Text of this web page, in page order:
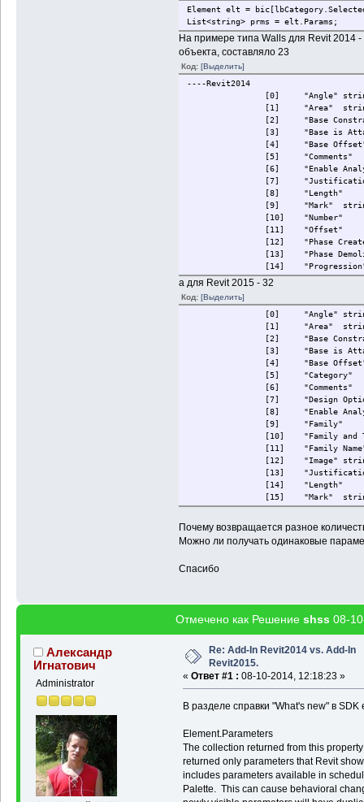
Element elt =
List<string> prms = elt.Params;
На примере типа Walls для Revit 2014
объекта, составляло 23
Код: [Выделить]
----Revit2014
[0]
"Angle"
[1]
"Area"
[2]
"Base
[3]
"Base is
[4]
"Base
[5]
"Comments"
[6]
"Enable
[7]
[8]
"Length"
[9]
"Mark"
[10]
"Number"
[11]
"Offset"
[12]
"Phase
[13]
"Phase
[14]
[15]
"Related to
[17]
"Structural"
[18]
"Structural
[19]
"Top
[20]
"Top is
[21]
"Top Offset"
[22]
а для Revit 2015 - 32
Код: [Выделить]
[0]
"Angle"
[1]
"Area"
[2]
"Base
[3]
"Base is
[4]
"Base
[5]
"Category"
[6]
"Comments"
[7]
"Design
[8]
"Enable
[9]
"Family"
[10]
"Family and
[11]
"Family
[12]
"Image"
[13]
[14]
"Length"
[15]
"Mark"
[16]
"Number"
[18]
"Phase
[19]
"Phase
[24]
"Structural
[25]
"Top
[28]
"Type"
[30]
"Type Name"
[31]
Почему возвращается разное
Можно ли получать одинаковые
Спасибо
Отмечено как Решение shss 08-
Александр
Игнатович
Administrator
Re: Add-In Revit2014 vs. Add-In
Revit2015.
« Ответ #1 : 08-10-2014, 12:18:23 »
В разделе справки "What's new" в SDK
Element.Parameters
The collection returned from this
returned only parameters that Revit
includes parameters available in
Palette. This can cause behavioral